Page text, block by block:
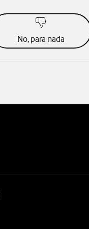
No, para nada